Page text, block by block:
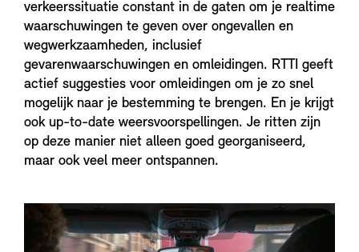
verkeerssituatie constant in de gaten om je realtime
waarschuwingen te geven over ongevallen en
wegwerkzaamheden, inclusief
gevarenwaarschuwingen en omleidingen. RTTI geeft
actief suggesties voor omleidingen om je zo snel
mogelijk naar je bestemming te brengen. En je krijgt
ook up-to-date weersvoorspellingen. Je ritten zijn
op deze manier niet alleen goed georganiseerd,
maar ook veel meer ontspannen.